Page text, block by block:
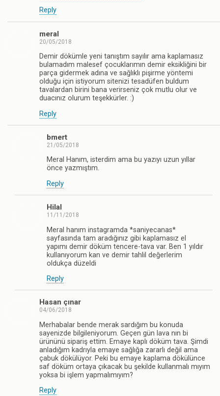
Reply
meral
20/05/2018
Demir dökümle yeni tanıştım sayılır ama kaplamasız
bulamadım malesef çocuklarımın demir eksikliğini bir
parça gidermek adına ve sağlıklı pişirme yöntemi
olduğu için istiyorum sitenizi tesadüfen buldum
tavalardan birini bana verirseniz çok mutlu olur ve
duacınız olurum teşekkürler. :)
Reply
bmert
21/05/2018
Meral Hanım, isterdim ama bu yazıyı uzun yıllar
önce yazmıştım.
Reply
Hilal
11/11/2018
Meral hanım instagramda *saniyecanas*
sayfasında tam aradığınız gibi kaplamasız el
yapımı demir döküm tencere-tava var. Ben 1 yıldır
kullanıyorum kan ve demir tahlil değerlerim
oldukça düzeldi
Reply
Hasan çınar
04/06/2018
Merhabalar bende merak sardığım bu konuda
sayenizde bilgileniyorum. Geçen gün lava nın bi
ürününü sipariş ettim. Emaye kaplı döküm tava. Şimdi
anladığım kadrıyla emaye sağlığa zararlı değil ama
çabuk dökülüyor. Peki bu emaye kaplama dökülünce
saf döküm ortaya çıkacak bu şekilde kullanmalı mıyım
yoksa bi işlem yapmalımıyım?
Reply